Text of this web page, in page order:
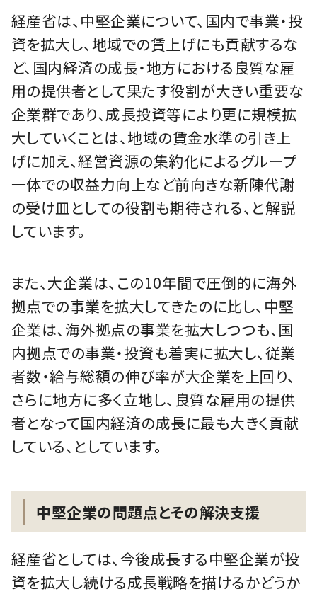
経産省は、中堅企業について、国内で事業・投
資を拡大し、地域での賃上げにも貢献するな
ど、国内経済の成長・地方における良質な雇
用の提供者として果たす役割が大きい重要な
企業群であり、成長投資等により更に規模拡
大していくことは、地域の賃金水準の引き上
げに加え、経営資源の集約化によるグループ
一体での収益力向上など前向きな新陳代謝
の受け皿としての役割も期待される、と解説
しています。
また、大企業は、この10年間で圧倒的に海外
拠点での事業を拡大してきたのに比し、中堅
企業は、海外拠点の事業を拡大しつつも、国
内拠点での事業・投資も着実に拡大し、従業
者数・給与総額の伸び率が大企業を上回り、
さらに地方に多く立地し、良質な雇用の提供
者となって国内経済の成長に最も大きく貢献
している、としています。
中堅企業の問題点とその解決支援
経産省としては、今後成長する中堅企業が投
資を拡大し続ける成長戦略を描けるかどうか